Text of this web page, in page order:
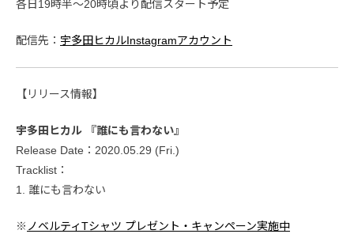
各日19時半～20時頃より配信スタート予定
配信先： 宇多田ヒカルInstagramアカウント
【リリース情報】
宇多田ヒカル 『誰にも言わない』
Release Date：2020.05.29 (Fri.)
Tracklist：
1. 誰にも言わない
※ ノベルティTシャツ プレゼント・キャンペーン実施中